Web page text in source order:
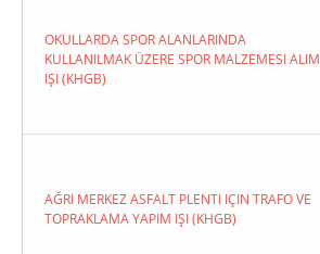
OKULLARDA SPOR ALANLARINDA
KULLANILMAK ÜZERE SPOR MALZEMESI ALIM
IŞI (KHGB)
AĞRI MERKEZ ASFALT PLENTI IÇIN TRAFO VE
TOPRAKLAMA YAPIM IŞI (KHGB)